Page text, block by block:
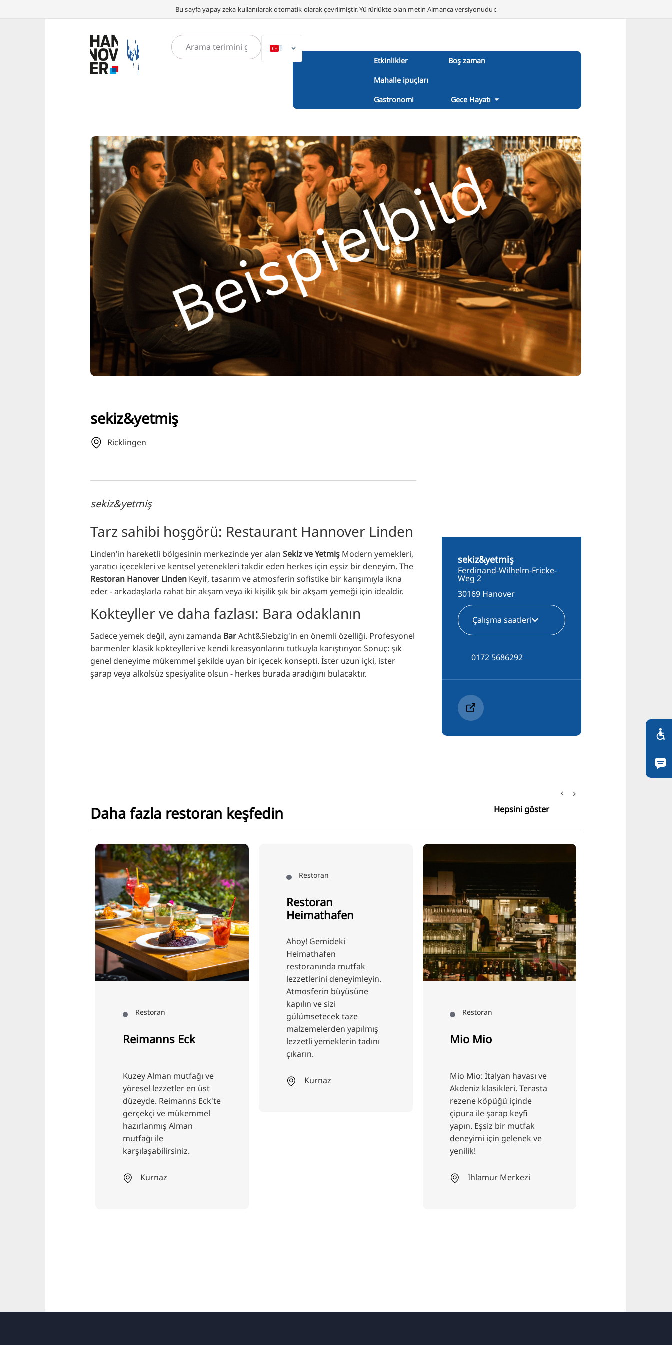
Bu sayfa yapay zeka kullanılarak otomatik olarak çevrilmiştir. Yürürlükte olan metin Almanca versiyonudur.
DE
IT
DA
FR
PT
RU
FI
ZH
KO
JA
Etkinlikler Boş zaman
Mahalle ipuçları
Gastronomi Gece Hayatı
sekiz&yetmiş
Ricklingen
sekiz&yetmiş
Tarz sahibi hoşgörü: Restaurant Hannover Linden
Linden'in hareketli bölgesinin merkezinde yer alanSekiz ve Yetmiş Modern yemekleri,
yaratıcı içecekleri ve kentsel yetenekleri takdir eden herkes için eşsiz bir deneyim. The
Restoran Hanover Linden Keyif, tasarım ve atmosferin sofistike bir karışımıyla ikna
eder - arkadaşlarla rahat bir akşam veya iki kişilik şık bir akşam yemeği için idealdir.
Kokteyller ve daha fazlası: Bara odaklanın
Sadece yemek değil, aynı zamanda BarAcht&Siebzig'in en önemli özelliği. Profesyonel
barmenler klasik kokteylleri ve kendi kreasyonlarını tutkuyla karıştırıyor. Sonuç: şık
genel deneyime mükemmel şekilde uyan bir içecek konsepti. İster uzun içki, ister
şarap veya alkolsüz spesiyalite olsun - herkes burada aradığını bulacaktır.
sekiz&yetmiş
Ferdinand-Wilhelm-Fricke-
Weg 2
30169 Hanover
Çalışma saatleri
0172 5686292
Daha fazla restoran keşfedin Hepsini göster
Restoran
Reimanns Eck
Kuzey Alman mutfağı ve
yöresel lezzetler en üst
düzeyde. Reimanns Eck'te
gerçekçi ve mükemmel
hazırlanmış Alman
mutfağı ile
karşılaşabilirsiniz.
Kurnaz
Restoran
Restoran
Heimathafen
Ahoy! Gemideki
Heimathafen
restoranında mutfak
lezzetlerini deneyimleyin.
Atmosferin büyüsüne
kapılın ve sizi
gülümsetecek taze
malzemelerden yapılmış
lezzetli yemeklerin tadını
çıkarın.
Kurnaz
Restoran
Mio Mio
Mio Mio: İtalyan havası ve
Akdeniz klasikleri. Terasta
rezene köpüğü içinde
çipura ile şarap keyfi
yapın. Eşsiz bir mutfak
deneyimi için gelenek ve
yenilik!
Ihlamur Merkezi